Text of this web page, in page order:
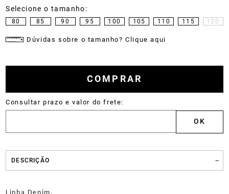
80 85 90 95 100 105 110 115 120
Dúvidas sobre o tamanho? Clique aqui
COMPRAR
DESCRIÇÃO